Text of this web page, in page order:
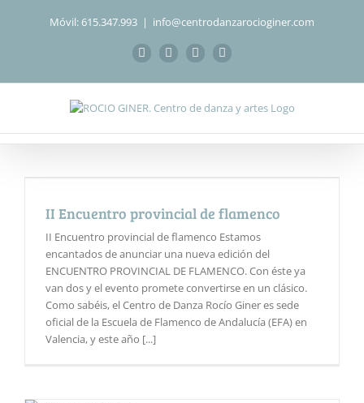
Móvil: 615.347.993 | info@centrodanzarocioginer.com
FacebookInstagramWhatsApp
Correo
II Encuentro provincial de flamenco
II Encuentro provincial de flamenco Estamos
encantados de anunciar una nueva edición del
ENCUENTRO PROVINCIAL DE FLAMENCO. Con éste ya
van dos y el evento promete convertirse en un clásico.
Como sabéis, el Centro de Danza Rocío Giner es sede
oficial de la Escuela de Flamenco de Andalucía (EFA) en
Valencia, y este año [...]